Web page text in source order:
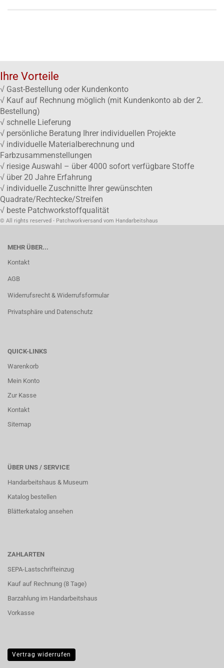
Ihre Vorteile
√ Gast-Bestellung oder Kundenkonto
√ Kauf auf Rechnung möglich (mit Kundenkonto ab der 2.
Bestellung)
√ schnelle Lieferung
√ persönliche Beratung Ihrer individuellen Projekte
√ individuelle Materialberechnung und
Farbzusammenstellungen
√ riesige Auswahl – über 4000 sofort verfügbare Stoffe
√ über 20 Jahre Erfahrung
√ individuelle Zuschnitte Ihrer gewünschten
Quadrate/Rechtecke/Streifen
√ beste Patchworkstoffqualität
© All rights reserved - Patchworkversand vom Handarbeitshaus
MEHR ÜBER...
Kontakt
AGB
Widerrufsrecht & Widerrufsformular
Privatsphäre und Datenschutz
QUICK-LINKS
Warenkorb
Mein Konto
Zur Kasse
Kontakt
Sitemap
ÜBER UNS / SERVICE
Handarbeitshaus & Museum
Katalog bestellen
Blätterkatalog ansehen
ZAHLARTEN
SEPA-Lastschrifteinzug
Kauf auf Rechnung (8 Tage)
Barzahlung im Handarbeitshaus
Vorkasse
Vertrag widerrufen